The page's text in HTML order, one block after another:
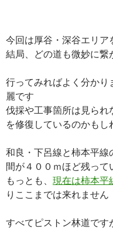
今回は厚谷・深谷エリア
結局、どの道も微妙に繋
行ってみればよく分か
麗です
伐採や工事箇所は見られ
を修復しているのかも
和良・下呂線と柿本平線
間が４００ｍほど残って
もっとも、 現在は柿本平
りここまでは来れません
すべてピストン林道で